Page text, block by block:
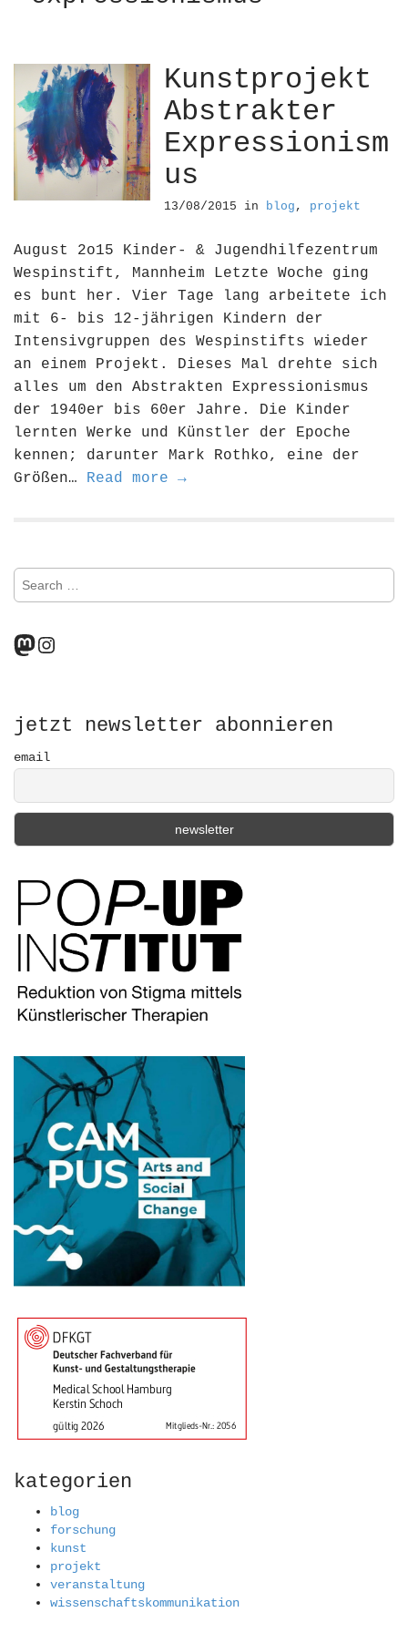
Kunstprojekt
Abstrakter
Expressionism
us
13/08/2015 in blog , projekt
August 2o15 Kinder- & Jugendhilfezentrum
Wespinstift, Mannheim Letzte Woche ging
es bunt her. Vier Tage lang arbeitete ich
mit 6- bis 12-jährigen Kindern der
Intensivgruppen des Wespinstifts wieder
an einem Projekt. Dieses Mal drehte sich
alles um den Abstrakten Expressionismus
der 1940er bis 60er Jahre. Die Kinder
lernten Werke und Künstler der Epoche
kennen; darunter Mark Rothko, eine der
Größen… Read more →
S
c
r
:
Mastodon
Instagram
jetzt newsletter abonnieren
email
kategorien
blog
forschung
kunst
projekt
veranstaltung
wissenschaftskommunikation